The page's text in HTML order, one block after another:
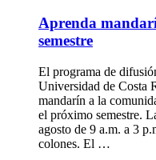
Aprenda
semestre
El programa de
Universidad de Costa
mandarín a la
el próximo semestre.
agosto de 9 a.m. a 3
colones. El …